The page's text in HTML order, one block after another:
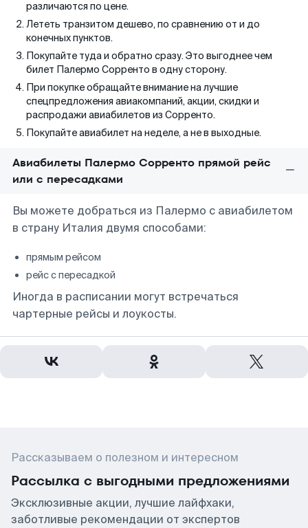
различаются по цене.
Лететь транзитом дешево, по сравнению от и до
конечных пунктов.
Покупайте туда и обратно сразу. Это выгоднее чем
билет Палермо Сорренто в одну сторону.
При покупке обращайте внимание на лучшие
спецпредложения авиакомпаний, акции, скидки и
распродажи авиабилетов из Сорренто.
Покупайте авиабилет на неделе, а не в выходные.
Авиабилеты Палермо Сорренто прямой рейс
или с пересадками
Вы можете добраться из Палермо с авиабилетом
в страну Италия двумя способами:
прямым рейсом
рейс с пересадкой
Иногда в расписании могут встречаться
чартерные рейсы и лоукосты.
Рассказываем о полезном и интересном
Рассылка с выгодными предложениями
Эксклюзивные акции, лучшие лайфхаки,
заботливые рекомендации от экспертов